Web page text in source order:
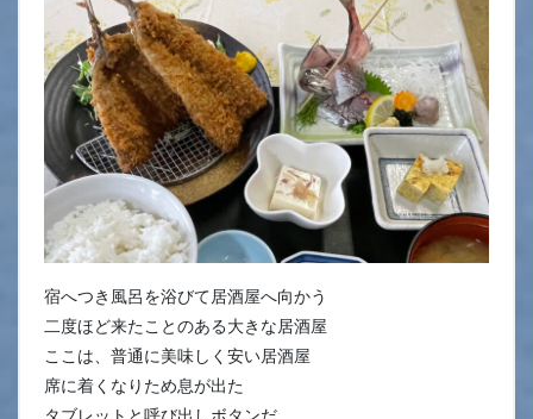
宿へつき風呂を浴びて居酒屋へ向かう
二度ほど来たことのある大きな居酒屋
ここは、普通に美味しく安い居酒屋
席に着くなりため息が出た